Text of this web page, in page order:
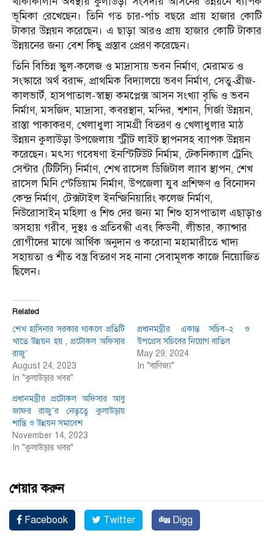
ভূমিকা রেখেছেন। তিনি গত চার-পাঁচ বছরে প্রায় হাজার কোটি
টাকার উন্নয়ন করেছেন। এ ছাড়া আরও প্রায় হাজার কোটি টাকার
উন্নয়নের জন্য বেশ কিছু প্রস্তাব প্রেরণ করেছেন।
তিনি বিভিন্ন স্কুল-কলেজ ও মাদ্রাসায় ভবন নির্মাণ, মেরামত ও
সংস্কারে অর্থ বরাদ্দ, প্রাথমিক বিদ্যালয়ে ভবণ নির্মাণ, সেতু-ব্রীজ-
কালভার্ট, হাসপাতাল-স্বাস্থ্য কমপ্লেক্স আসন সংখ্যা বৃদ্ধি ও ভবন
নির্মাণ, মসজিদ, মাদ্রাসা, কবরস্থান, মন্দির, শ্বশান, গির্জা উন্নয়ন,
রাস্তা পাকাকরণ, খেলাধুলা সামগ্রী বিতরণ ও খেলাধুলার মাঠ
উন্নয়ন কুলাউড়া উপজেলায় স্ট্রীট লাইট স্থাপনসহ ব্যাপক উন্নয়ন
করেছেন। মৎস্য গবেষণা ইনস্টিটিউট নির্মাম, টেকনিক্যাল ট্রেনিং
সেন্টার (টিটিসি) নির্মাণ, শেখ রাসেল ডিজিটাল ল্যাব স্থাপন, শেখ
রাসেল মিনি স্টেডিয়াম নির্মাণ, উপজেলা যুব প্রশিক্ষণ ও বিনোদন
কেন্দ্র নির্মাণ, টেক্সটাইল ইনন্জিনিয়ারিং কলেজ নির্মাণ,
নিউরোসাইন্ মহিলা ও শিশু দের জন্য মা শিশু হাসপাতাল এছাড়াও
অসহায় গরীব, দুস্থঃ ও প্রতিবন্ধী এবং কিডনী, লীভার, ক্যান্সার
রোগীদের মাঝে আর্থিক অনুদান ও করোনা মহামারীতে খাদ্য
সহায়তা ও শীত বস্ত্র বিতরণ সহ নানা সেবামূলক কাজে নিয়োজিত
ছিলেন।
Related
শেখ হাসিনার সরকার থাকলে প্রতিটি
খাতে উন্নয়ন হয় , প্রটোকল অফিসার
রাজু’
August 24, 2023
In "কুলাউড়ার খবর"
প্রধানমন্ত্রীর একান্ত সচিব–২ ও
উপপ্রেস সচিবের নিয়োগ বাতিল
May 29, 2024
In "বাণিজ্য"
প্রধানমন্ত্রীর প্রটোকল অফিসার আবু
জাফর রাজু’র নেতৃত্বে কুলাউড়ায়
শান্তি ও উন্নয়ন সমাবেশ
November 14, 2023
In "কুলাউড়ার খবর"
শেয়ার করুন
Facebook Twitter Digg